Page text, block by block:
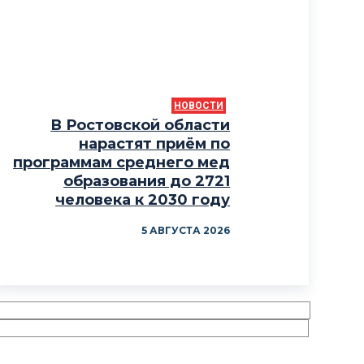
НОВОСТИ
В Ростовской области
нарастят приём по
программам среднего мед
образования до 2721
человека к 2030 году
5 АВГУСТА 2026